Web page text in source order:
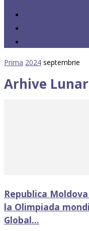
Prima 2024 septembrie
Arhive
Republica
la Olimpiada
Global...